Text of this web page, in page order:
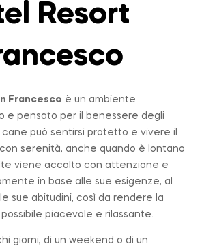
Resort
Francesco è un ambiente
e pensato per il benessere degli
cane può sentirsi protetto e vivere il
serenità, anche quando è lontano
viene accolto con attenzione e
in base alle sue esigenze, al
sue abitudini, così da rendere la
piacevole e rilassante.
giorni, di un weekend o di un